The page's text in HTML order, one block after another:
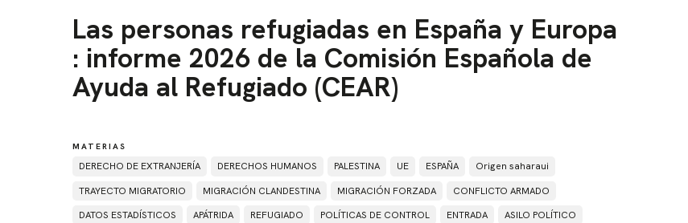
Las personas refugiadas en España y Europa
: informe 2026 de la Comisión Española de
Ayuda al Refugiado (CEAR)
MATERIAS
DERECHO DE EXTRANJERÍA DERECHOS HUMANOS PALESTINA UE ESPAÑA
Origen saharaui
TRAYECTO MIGRATORIO
MIGRACIÓN CLANDESTINA MIGRACIÓN FORZADA
CONFLICTO ARMADO
DATOS ESTADÍSTICOS
APÁTRIDA REFUGIADO POLÍTICAS DE CONTROL ENTRADA
ASILO POLÍTICO